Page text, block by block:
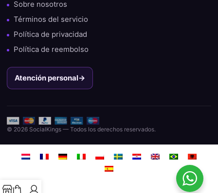
Sobre nosotros
Términos del servicio
Política de privacidad
Política de reembolso
Atención personal→
© 2026 SocialKings — Todos los derechos reservados.